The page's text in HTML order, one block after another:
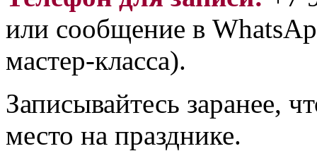
или сообщение в
мастер-класса).
Записывайтесь заранее,
место на празднике.